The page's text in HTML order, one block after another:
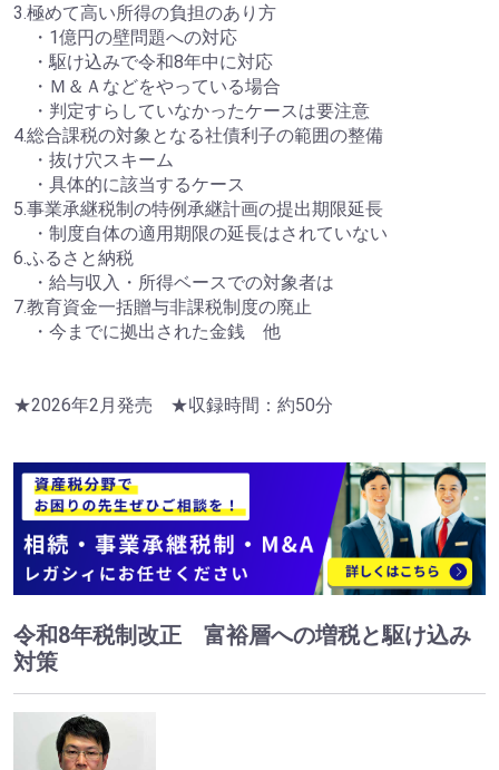
3.極めて高い所得の負担のあり方
・1億円の壁問題への対応
・駆け込みで令和8年中に対応
・Ｍ＆Ａなどをやっている場合
・判定すらしていなかったケースは要注意
4.総合課税の対象となる社債利子の範囲の整備
・抜け穴スキーム
・具体的に該当するケース
5.事業承継税制の特例承継計画の提出期限延長
・制度自体の適用期限の延長はされていない
6.ふるさと納税
・給与収入・所得ベースでの対象者は
7.教育資金一括贈与非課税制度の廃止
・今までに拠出された金銭 他
★2026年2月発売 ★収録時間：約50分
令和8年税制改正 富裕層への増税と駆け込み
対策